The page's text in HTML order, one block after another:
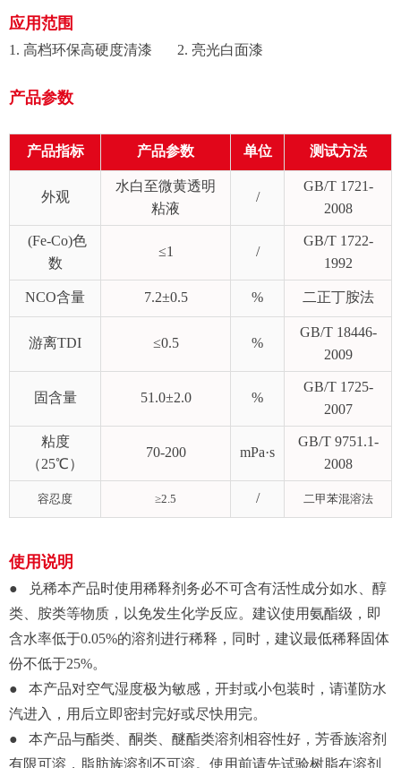
应用范围
1. 高档环保高硬度清漆 2. 亮光白面漆
产品参数
产品指标 产品参数 单位 测试方法
外观
水白至微黄透明
粘液
/
GB/T 1721-
2008
(Fe-Co)色
数
≤1 /
GB/T 1722-
1992
NCO含量 7.2±0.5 % 二正丁胺法
游离TDI ≤0.5 %
GB/T 18446-
2009
固含量 51.0±2.0 %
GB/T 1725-
2007
粘度
（25℃）
70-200 mPa·s
GB/T 9751.1-
2008
容忍度 ≥2.5 / 二甲苯混溶法
使用说明
● 兑稀本产品时使用稀释剂务必不可含有活性成分如水、醇
类、胺类等物质，以免发生化学反应。建议使用氨酯级，即
含水率低于0.05%的溶剂进行稀释，同时，建议最低稀释固体
份不低于25%。
● 本产品对空气湿度极为敏感，开封或小包装时，请谨防水
汽进入，用后立即密封完好或尽快用完。
● 本产品与酯类、酮类、醚酯类溶剂相容性好，芳香族溶剂
有限可溶，脂肪族溶剂不可溶。使用前请先试验树脂在溶剂